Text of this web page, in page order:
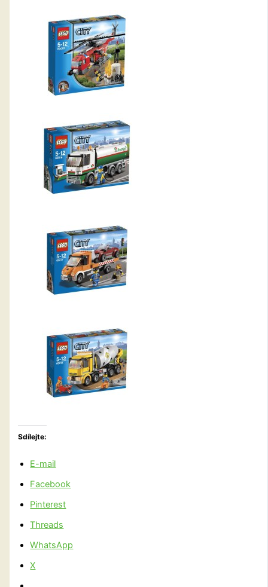
Sdílejte:
E-mail
Facebook
Pinterest
Threads
WhatsApp
X